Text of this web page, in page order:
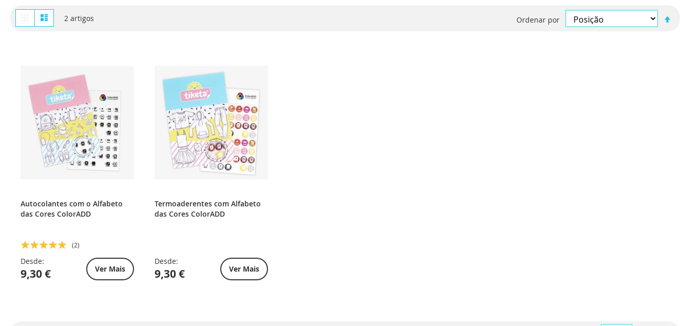
Ver
como
Grelha Lista2 artigos Ordenar por
Autocolantes com o Alfabeto
das Cores ColorADD
Classificação:
100%
(2)
Desde:
9,30 € Ver Mais
Termoaderentes com Alfabeto
das Cores ColorADD
Desde:
9,30 € Ver Mais